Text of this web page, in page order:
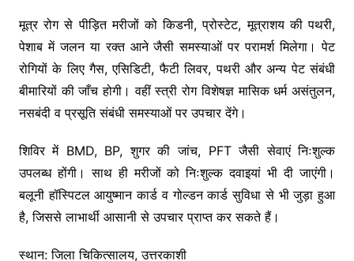
मूत्र रोग से पीड़ित मरीजों को किडनी, प्रोस्टेट, मूत्राशय की पथरी,
पेशाब में जलन या रक्त आने जैसी समस्याओं पर परामर्श मिलेगा। पेट
रोगियों के लिए गैस, एसिडिटी, फैटी लिवर, पथरी और अन्य पेट संबंधी
बीमारियों की जाँच होगी। वहीं स्त्री रोग विशेषज्ञ मासिक धर्म असंतुलन,
नसबंदी व प्रसूति संबंधी समस्याओं पर उपचार देंगे।
शिविर में BMD, BP, शुगर की जांच, PFT जैसी सेवाएं निःशुल्क
उपलब्ध होंगी। साथ ही मरीजों को निःशुल्क दवाइयां भी दी जाएंगी।
बलूनी हॉस्पिटल आयुष्मान कार्ड व गोल्डन कार्ड सुविधा से भी जुड़ा हुआ
है, जिससे लाभार्थी आसानी से उपचार प्राप्त कर सकते हैं।
स्थान: जिला चिकित्सालय, उत्तरकाशी